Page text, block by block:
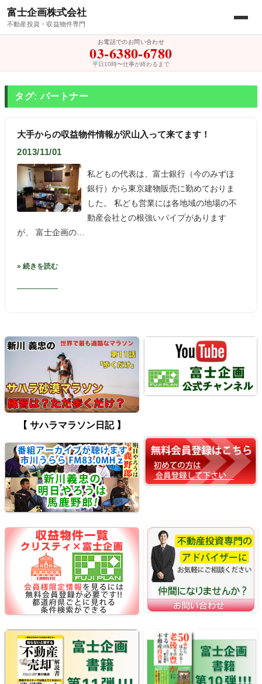
富士企画株式会社
不動産投資・収益物件専門
お電話でのお問い合わせ
03-6380-6780
平日10時〜仕事が終わるまで
タグ: パートナー
大手からの収益物件情報が沢山入って来てます！
2013/11/01
私どもの代表は、富士銀行（今のみずほ
銀行）から東京建物販売に勤めておりま
した。 私ども営業には各地域の地場の不
動産会社との根強いパイプがあります
が、 富士企画の…
» 続きを読む
【 サハラマラソン日記 】